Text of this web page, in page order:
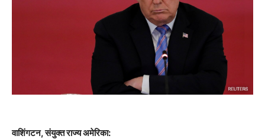
वाशिंगटन, संयुक्त राज्य अमेरिका: